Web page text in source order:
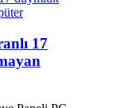
17